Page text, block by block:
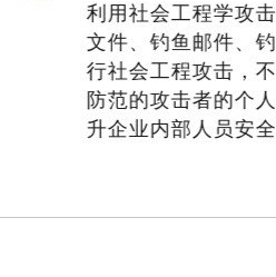
利用社会工程学攻
文件、钓鱼邮件、
行社会工程攻击，
防范的攻击者的个
升企业内部人员安全